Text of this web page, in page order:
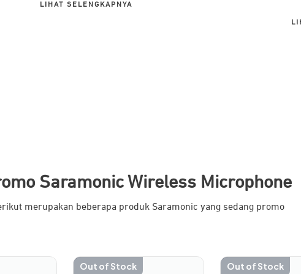
LIHAT SELENGKAPNYA
Saramonic Wireless Microphone
merupakan beberapa produk Saramonic yang sedang promo
Out of Stock Out of Stock